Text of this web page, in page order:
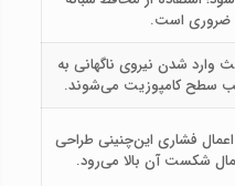
ضروری است.
وارد شدن نیروی ناگهانی به
سطح کامپوزیت می‌شوند.
فشاری این‌چنینی طراحی
شکست آن بالا می‌رود.